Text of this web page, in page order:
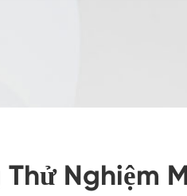
Thử Nghiệm